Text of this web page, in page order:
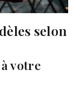
selon
votre